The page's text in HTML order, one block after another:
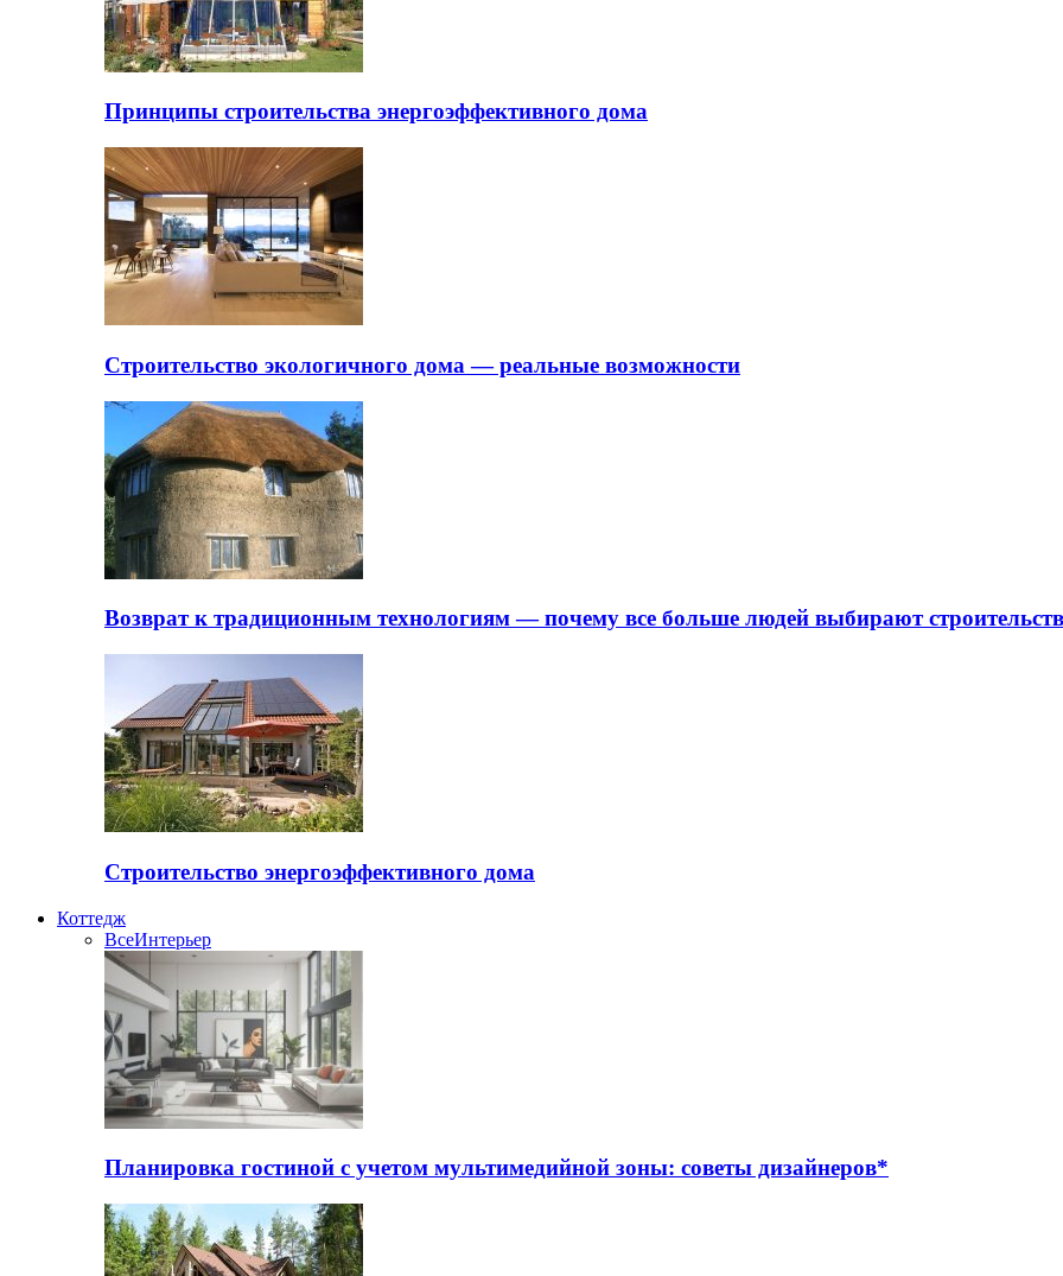
Принципы строительства энергоэффективного дома
Строительство экологичного дома — реальные возможности
Возврат к традиционным технологиям — почему все больше людей выбирают
Строительство энергоэффективного дома
Коттедж
ВсеИнтерьер
Планировка гостиной с учетом мультимедийной зоны: советы дизайнеров*